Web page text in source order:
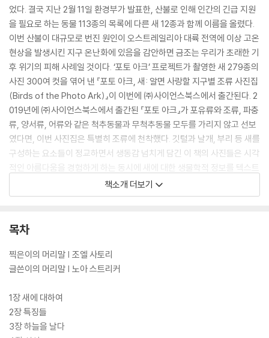
었다. 결국 지난 2월 11일 환경부가 발표한, 산불로 인해 인간의 긴급 지원
을 필요로 하는 동물 113종의 목록에 다른 새 12종과 함께 이름을 올렸다.
이번 산불이 대규모로 번진 원인이 오스트레일리아 대륙 전역에 이상 고온
현상을 발생시킨 지구 온난화에 있음을 감안하면 금조는 우리가 초래한 기
후 위기의 피해 사례일 것이다. ‘포토 아크’ 프로젝트가 촬영한 새 279종의
사진 300여 컷을 엮어 낸 『포토 아크, 새: 알면 사랑할 지구별 조류 사진집
(Birds of the Photo Ark)』이 이번에 ㈜사이언스북스에서 출간된다. 2
019년에 ㈜사이언스북스에서 출간된 『포토 아크』가 포유류와 조류, 파충
류, 양서류, 어류와 같은 척추동물과 무척추동물 모두를 가리지 않고 선보
였다면, 이번 사진집은 특별히 조류에 천착했다. 깃털과 날개, 부리 등 새를
구성하는 요소들이 정교하면서 생동감 넘치게 담긴 이 책의 사진들은 시각
적인 아름다움을 경험하게 하는 동시에 새에 대한 생물학적 정보를 텍스트
고 있는 동물 1만 3000종을 사진으로 아카이빙하는 프로젝트다. 2020년
로젝트의 궁극적인 목표는 역설적으로 생명 다양성이 소실된 지구를 상상
하게 하는 것이다. 지금과 같은 추세라면 2100년이 되기 전에 현존하는 생
을 맞추어 촬영된 ‘포토 아크’의 사진들은 인간 감상자에게 동물과 눈을 맞
추게 함으로써, 사라져 가는 동물들과 우리 사이의 동일성과 유대 관계를
느끼게 해 준다.
책소개 더보기
목차
찍은이의 머리말 | 조엘 사토리
글쓴이의 머리말 | 노아 스트리커
1장 새에 대하여
2장 특징들
3장 하늘을 날다